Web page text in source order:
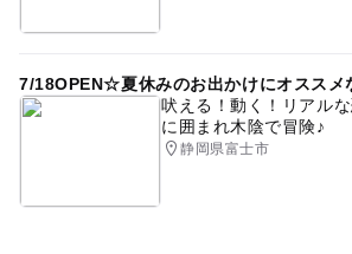
7/18OPEN☆夏休みのお出かけにオススメ
吠える！動く！リアル
に囲まれ木陰で冒険♪
静岡県富士市